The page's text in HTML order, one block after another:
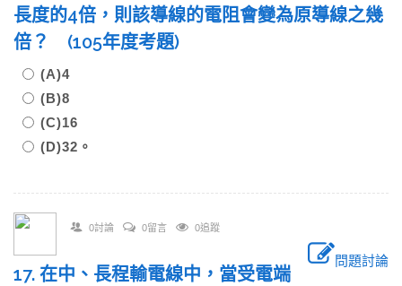
長度的4倍，則該導線的電阻會變為原導線之幾
倍？ (105年度考題)
(A)4
(B)8
(C)16
(D)32。
0討論 0留言 0追蹤
問題討論
17. 在中、長程輸電線中，當受電端